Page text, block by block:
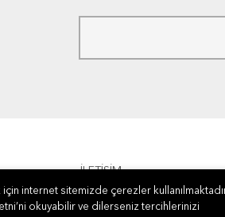
İLETİŞİM
internet sitemizde çerezler
okuyabilir ve dilerseniz tercihlerinizi